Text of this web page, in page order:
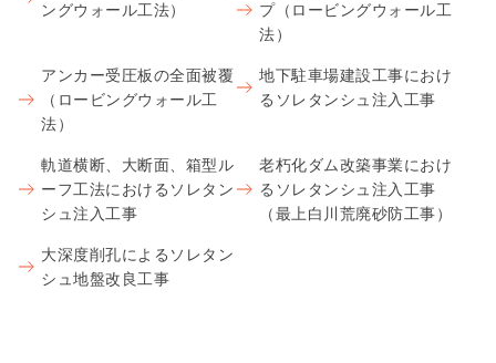
ングウォール工法）
プ（ロービングウォール工
法）
アンカー受圧板の全面被覆
（ロービングウォール工
法）
地下駐車場建設工事におけ
るソレタンシュ注入工事
軌道横断、大断面、箱型ル
ーフ工法におけるソレタン
シュ注入工事
老朽化ダム改築事業におけ
るソレタンシュ注入工事
（最上白川荒廃砂防工事）
大深度削孔によるソレタン
シュ地盤改良工事